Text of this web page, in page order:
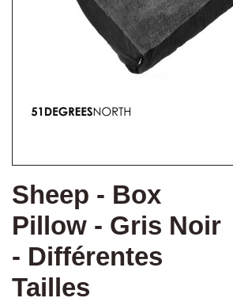
Sheep - Box
Pillow - Gris Noir
- Différentes
Tailles